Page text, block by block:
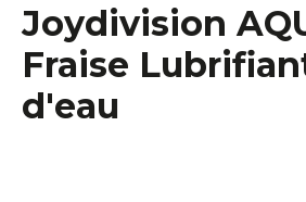
Joydivision
Fraise
d'eau